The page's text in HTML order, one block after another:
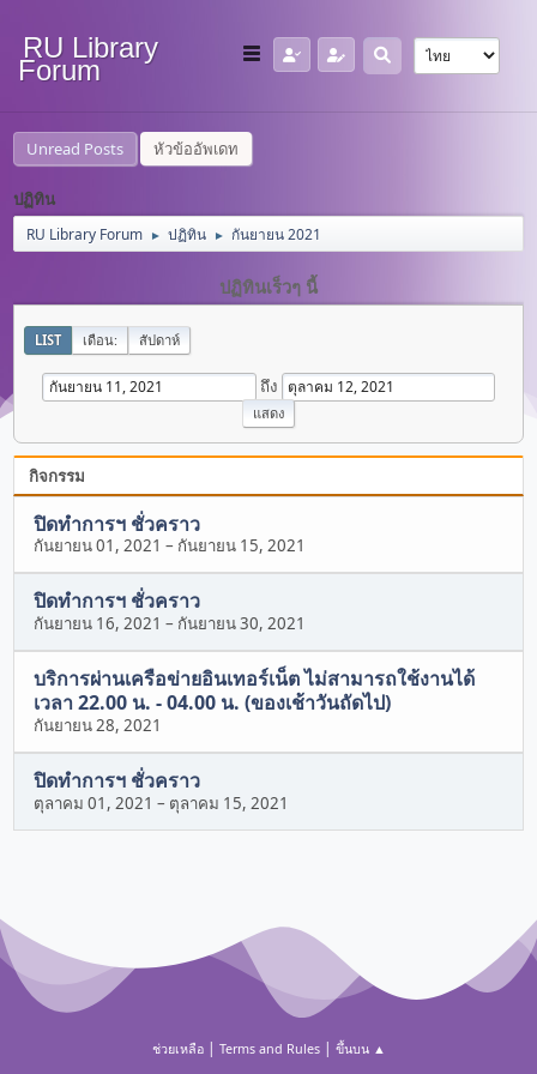
RU Library
Forum
Unread Posts หัวข้ออัพเดท
ปฏิทิน
RU Library Forum ► ปฏิทิน ► กันยายน 2021
ปฏิทินเร็วๆ นี้
LIST เดือน: สัปดาห์
ถึง
กิจกรรม
ปิดทำการฯ ชั่วคราว
กันยายน 01, 2021 – กันยายน 15, 2021
ปิดทำการฯ ชั่วคราว
กันยายน 16, 2021 – กันยายน 30, 2021
บริการผ่านเครือข่ายอินเทอร์เน็ต ไม่สามารถใช้งานได้
เวลา 22.00 น. - 04.00 น. (ของเช้าวันถัดไป)
กันยายน 28, 2021
ปิดทำการฯ ชั่วคราว
ตุลาคม 01, 2021 – ตุลาคม 15, 2021
ช่วยเหลือ| Terms and Rules| ขึ้นบน ▲